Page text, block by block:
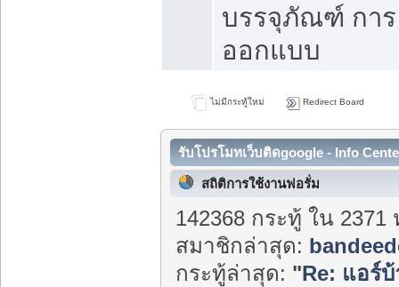
บรรจุภัณฑ์ การ
ออกแบบ
ไม่มีกระทู้ใหม่ Redirect Board
รับโปรโมทเว็บติดgoogle - Info
สถิติการใช้งานฟอรั่ม
142368 กระทู้ ใน
สมาชิกล่าสุด:
กระทู้ล่าสุด: "Re: แอร์